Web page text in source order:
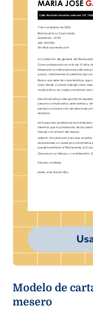
Modelo de
mesero